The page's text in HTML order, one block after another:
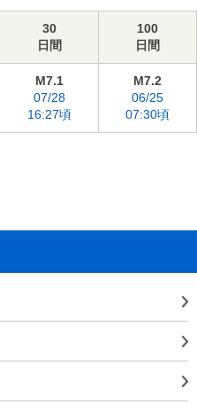
30
日間
100
日間
M7.1
07/28
16:27頃
M7.2
06/25
07:30頃